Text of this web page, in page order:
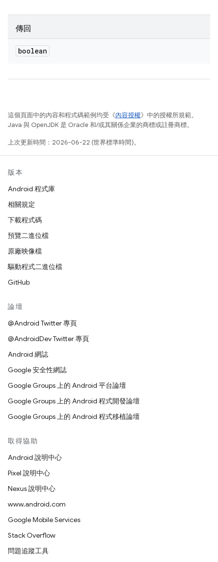
傳回
boolean
這個頁面中的內容和程式碼範例均受《內容授權》中的授權所規範。
Java 與 OpenJDK 是 Oracle 和/或其關係企業的商標或註冊商標。
上次更新時間：2026-06-22 (世界標準時間)。
版本
Android 程式庫
相關規定
下載程式碼
預覽二進位檔
原廠映像檔
驅動程式二進位檔
GitHub
論壇
@Android Twitter 專頁
@AndroidDev Twitter 專頁
Android 網誌
Google 安全性網誌
Google Groups 上的 Android 平台論壇
Google Groups 上的 Android 程式開發論壇
Google Groups 上的 Android 程式移植論壇
取得協助
Android 說明中心
Pixel 說明中心
Nexus 說明中心
www.android.com
Google Mobile Services
Stack Overflow
問題追蹤工具